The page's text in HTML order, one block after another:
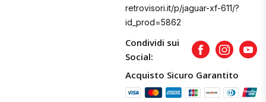
retrovisori.it/p/jaguar-xf-611/?
id_prod=5862
Condividi sui
Social:
FacebookInstagram
Acquisto Sicuro Garantito